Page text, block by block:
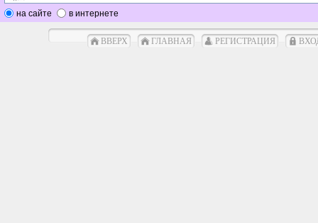
на сайте в интернете
ВВЕРХ ГЛАВНАЯ РЕГИСТРАЦИЯ